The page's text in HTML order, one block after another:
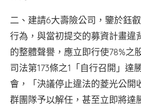
報
的
頭
廣
告。
（黃
二、建請6大壽險公司，鑒於鈺
行為，與當初提交的募資計畫違
的整體聲譽，應立即行使78%之
司法第173條之1「自行召開」達
會，「決議停止違法的菱光公開
群團隊予以解任，甚至立即將達